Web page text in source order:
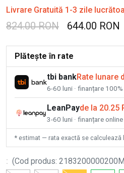
Livrare Gratuită 1-3 zile
824.00 RON 644.00 RON
Plătește în rate
tbi bankRate lunare
6-60 luni · finanțare
LeanPayde la 20.25
3-60 luni · finanțare online
* estimat — rata exactă se calculează
: (Cod produs: 2183200000200M